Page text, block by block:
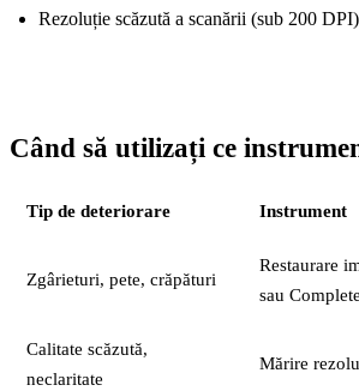
Rezoluție scăzută a scanării (sub 200 DPI)
Când să utilizați ce
Tip de deteriorare Instrument
Zgârieturi, pete, crăpături
Restaurare
sau
Calitate scăzută,
neclaritate
Mărire